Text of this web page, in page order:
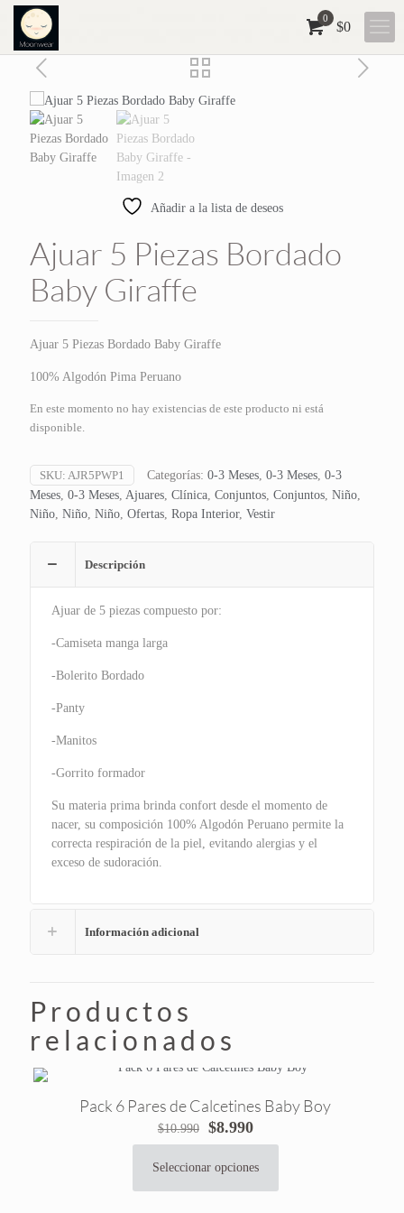
0
$0
Añadir a la lista de deseos
Ajuar 5 Piezas Bordado
Baby Giraffe
Ajuar 5 Piezas Bordado Baby Giraffe
100% Algodón Pima Peruano
En este momento no hay existencias de este producto ni está
disponible.
SKU: AJR5PWP1 Categorías: 0-3 Meses, 0-3 Meses, 0-3
Meses, 0-3 Meses, Ajuares, Clínica, Conjuntos, Conjuntos, Niño,
Niño, Niño, Niño, Ofertas, Ropa Interior, Vestir
Descripción
Ajuar de 5 piezas compuesto por:
-Camiseta manga larga
-Bolerito Bordado
-Panty
-Manitos
-Gorrito formador
Su materia prima brinda confort desde el momento de
nacer, su composición 100% Algodón Peruano permite la
correcta respiración de la piel, evitando alergias y el
exceso de sudoración.
Información adicional
Productos
relacionados
Pack 6 Pares de Calcetines Baby Boy
$10.990
El
precio
original
$8.990El
precio
actual
Seleccionar opciones
producto